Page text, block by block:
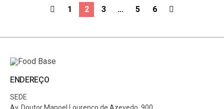
1 2 3 … 5 6
ENDEREÇO
SEDE